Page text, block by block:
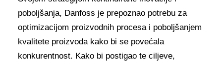
poboljšanja, Danfoss je prepoznao potrebu za
optimizacijom proizvodnih procesa i poboljšanjem
kvalitete proizvoda kako bi se povećala
konkurentnost. Kako bi postigao te ciljeve,